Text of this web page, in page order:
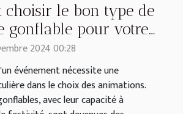
choisir le bon type de
gonflable pour votre
événement
2024 00:28
événement nécessite une
dans le choix des animations.
avec leur capacité à